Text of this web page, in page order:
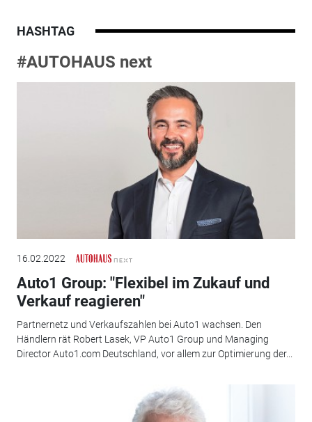
HASHTAG
#AUTOHAUS next
16.02.2022
Auto1 Group: "Flexibel im Zukauf und
Verkauf reagieren"
Partnernetz und Verkaufszahlen bei Auto1 wachsen. Den
Händlern rät Robert Lasek, VP Auto1 Group und Managing
Director Auto1.com Deutschland, vor allem zur Optimierung der...